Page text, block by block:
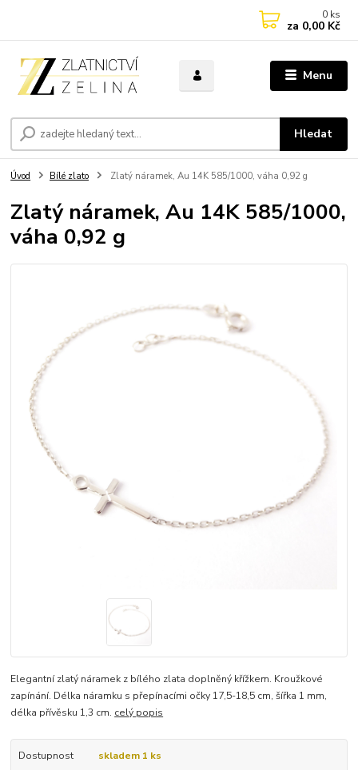
Menu
Hledat
0 ks
za 0,00 Kč
Úvod Bílé zlato Zlatý náramek, Au 14K 585/1000, váha 0,92 g
Zlatý náramek, Au 14K 585/1000,
váha 0,92 g
Elegantní zlatý náramek z bílého zlata doplněný křížkem. Kroužkové
zapínání. Délka náramku s přepínacími očky 17,5-18,5 cm, šířka 1 mm,
délka přívěsku 1,3 cm. celý popis
Dostupnost skladem 1 ks